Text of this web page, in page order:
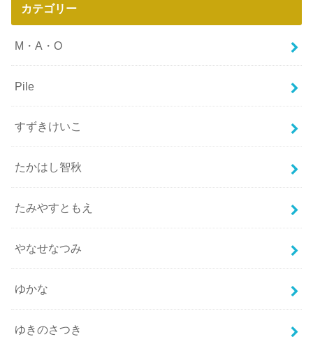
カテゴリー
M・A・O
Pile
すずきけいこ
たかはし智秋
たみやすともえ
やなせなつみ
ゆかな
ゆきのさつき